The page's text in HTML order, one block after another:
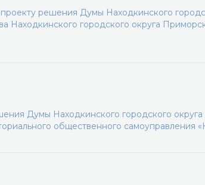
решения Думы Находкинского
Находкинского городского округа
Думы Находкинского городского
общественного самоуправления